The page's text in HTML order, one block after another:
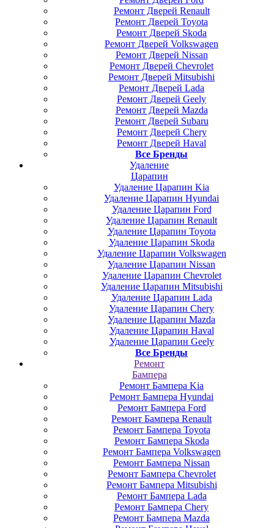
Ремонт Дверей Renault
Ремонт Дверей Toyota
Ремонт Дверей Skoda
Ремонт Дверей Volkswagen
Ремонт Дверей Nissan
Ремонт Дверей Chevrolet
Ремонт Дверей Mitsubishi
Ремонт Дверей Lada
Ремонт Дверей Geely
Ремонт Дверей Mazda
Ремонт Дверей Subaru
Ремонт Дверей Chery
Ремонт Дверей Haval
Все Бренды
Удаление
Царапин
Удаление Царапин Kia
Удаление Царапин Hyundai
Удаление Царапин Ford
Удаление Царапин Renault
Удаление Царапин Toyota
Удаление Царапин Skoda
Удаление Царапин Volkswagen
Удаление Царапин Nissan
Удаление Царапин Chevrolet
Удаление Царапин Mitsubishi
Удаление Царапин Lada
Удаление Царапин Chery
Удаление Царапин Mazda
Удаление Царапин Haval
Удаление Царапин Geely
Все Бренды
Ремонт
Бампера
Ремонт Бампера Kia
Ремонт Бампера Hyundai
Ремонт Бампера Ford
Ремонт Бампера Renault
Ремонт Бампера Toyota
Ремонт Бампера Skoda
Ремонт Бампера Volkswagen
Ремонт Бампера Nissan
Ремонт Бампера Chevrolet
Ремонт Бампера Mitsubishi
Ремонт Бампера Lada
Ремонт Бампера Chery
Ремонт Бампера Mazda